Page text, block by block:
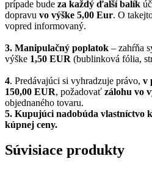
prípade bude za každý ďalší balík
dopravu vo výške 5,00 Eur. O
vopred informovaný.
3. Manipulačný poplatok – zahŕňa
výške 1,50 EUR (bublinková fólia,
4. Predávajúci si vyhradzuje právo, v
150,00 EUR, požadovať zálohu vo
objednaného tovaru.
5. Kupujúci nadobúda vlastníctvo
kúpnej ceny.
Súvisiace produkty